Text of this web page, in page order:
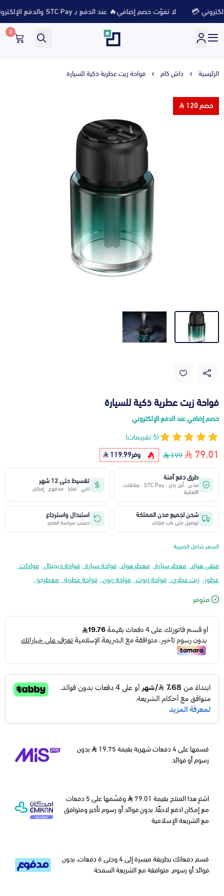
لا تفوّت خصم إضافي🔥 عند الدفع بـ STC Pay والدفع الإلكتروني 💳
متجر ثلاث ارباع
0
الرئيسية داش كام فواحة زيت عطرية ذكية للسيارة
خصم 120
فواحة زيت عطرية ذكية للسيارة
خصم إضافي عند الدفع الإلكتروني
(5 تقييمات)
79.01
199 وفر119.99
طرق دفع آمنة
مدى · آبل باي · STC Pay · بطاقات
ائتمانية
تقسيط حتى 12 شهر
تابي · تمارا · مدفوع · إمكان
شحن لجميع مدن المملكة
توصيل حتى باب منزلك
استبدال واسترجاع
حسب سياسة المتجر
السعر شامل الضريبة
منقى هواء , معطر سيارة , معطر هواء , فواحة سيارة , فواحة ديجيتال , فواحات ,
عطور , زيت عطري , فواحة زيوت , فواحة زيون , فواحة عطرية , معطرجو ,
متوفر
قسمها على 4 دفعات شهرية بقيمة 19.75
بدون
رسوم أو فوائد
اشترِ هذا المنتج بقيمة 79.01
وقسّمها على 5 دفعات
مع إمكان ادفع لاحقًا، بدون فوائد أو رسوم تأخير ومتوافق
مع الشريعة الإسلامية
قسم دفعاتك بطريقة ميسرة إلى 4 وحتى 6 دفعات، بدون
فوائد أو رسوم. متوافقة مع الشريعة السمحة